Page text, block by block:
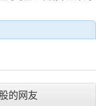
的网友